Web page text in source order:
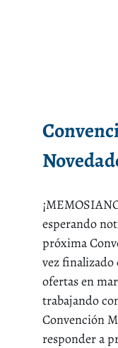
esperando
próxima
vez finalizado
ofertas en
trabajando
Convención
responder a